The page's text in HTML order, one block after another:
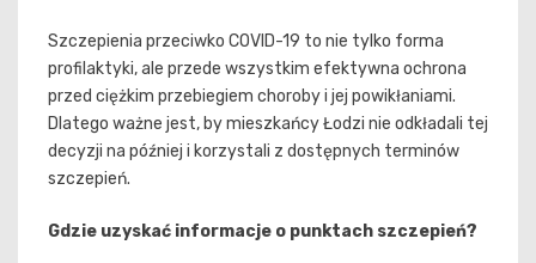
Szczepienia przeciwko COVID-19 to nie tylko forma
profilaktyki, ale przede wszystkim efektywna ochrona
przed ciężkim przebiegiem choroby i jej powikłaniami.
Dlatego ważne jest, by mieszkańcy Łodzi nie odkładali tej
decyzji na później i korzystali z dostępnych terminów
szczepień.
Gdzie uzyskać informacje o punktach szczepień?